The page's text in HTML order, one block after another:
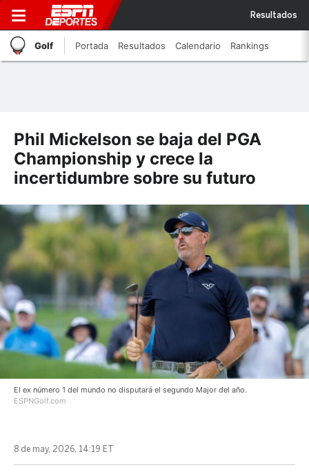
Resultados
Golf Portada Resultados Calendario Rankings
Phil Mickelson se baja del PGA
Championship y crece la
incertidumbre sobre su futuro
El ex número 1 del mundo no disputará el segundo Major del año.
ESPNGolf.com
8 de may, 2026, 14:19 ET